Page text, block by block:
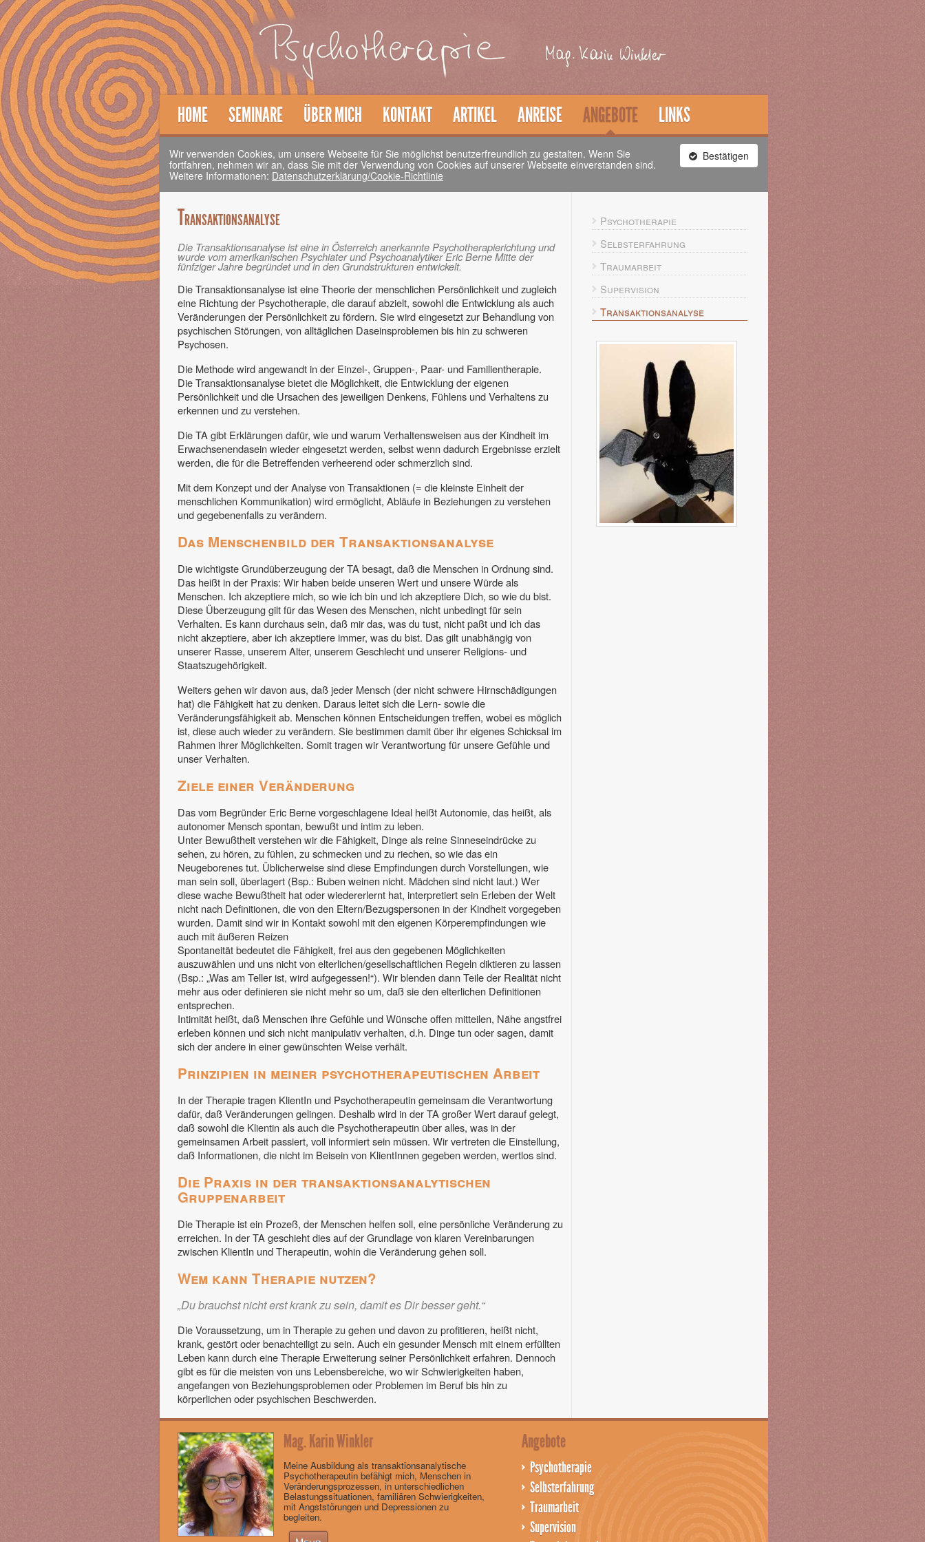
HOME SEMINARE ÜBER MICH KONTAKT ARTIKEL ANREISE ANGEBOTE LINKS
Wir verwenden Cookies, um unsere Webseite für Sie möglichst benutzerfreundlich zu gestalten. Wenn Sie
fortfahren, nehmen wir an, dass Sie mit der Verwendung von Cookies auf unserer Webseite einverstanden sind.
Weitere Informationen: Datenschutzerklärung/Cookie-Richtlinie
Bestätigen
Transaktionsanalyse
Die Transaktionsanalyse ist eine in Österreich anerkannte Psychotherapierichtung und
wurde vom amerikanischen Psychiater und Psychoanalytiker Eric Berne Mitte der
fünfziger Jahre begründet und in den Grundstrukturen entwickelt.
Die Transaktionsanalyse ist eine Theorie der menschlichen Persönlichkeit und zugleich
eine Richtung der Psychotherapie, die darauf abzielt, sowohl die Entwicklung als auch
Veränderungen der Persönlichkeit zu fördern. Sie wird eingesetzt zur Behandlung von
psychischen Störungen, von alltäglichen Daseinsproblemen bis hin zu schweren
Psychosen.
Die Methode wird angewandt in der Einzel-, Gruppen-, Paar- und Familientherapie.
Die Transaktionsanalyse bietet die Möglichkeit, die Entwicklung der eigenen
Persönlichkeit und die Ursachen des jeweiligen Denkens, Fühlens und Verhaltens zu
erkennen und zu verstehen.
Die TA gibt Erklärungen dafür, wie und warum Verhaltensweisen aus der Kindheit im
Erwachsenendasein wieder eingesetzt werden, selbst wenn dadurch Ergebnisse erzielt
werden, die für die Betreffenden verheerend oder schmerzlich sind.
Mit dem Konzept und der Analyse von Transaktionen (= die kleinste Einheit der
menschlichen Kommunikation) wird ermöglicht, Abläufe in Beziehungen zu verstehen
und gegebenenfalls zu verändern.
Das Menschenbild der Transaktionsanalyse
Die wichtigste Grundüberzeugung der TA besagt, daß die Menschen in Ordnung sind.
Das heißt in der Praxis: Wir haben beide unseren Wert und unsere Würde als
Menschen. Ich akzeptiere mich, so wie ich bin und ich akzeptiere Dich, so wie du bist.
Diese Überzeugung gilt für das Wesen des Menschen, nicht unbedingt für sein
Verhalten. Es kann durchaus sein, daß mir das, was du tust, nicht paßt und ich das
nicht akzeptiere, aber ich akzeptiere immer, was du bist. Das gilt unabhängig von
unserer Rasse, unserem Alter, unserem Geschlecht und unserer Religions- und
Staatszugehörigkeit.
Weiters gehen wir davon aus, daß jeder Mensch (der nicht schwere Hirnschädigungen
hat) die Fähigkeit hat zu denken. Daraus leitet sich die Lern- sowie die
Veränderungsfähigkeit ab. Menschen können Entscheidungen treffen, wobei es möglich
ist, diese auch wieder zu verändern. Sie bestimmen damit über ihr eigenes Schicksal im
Rahmen ihrer Möglichkeiten. Somit tragen wir Verantwortung für unsere Gefühle und
unser Verhalten.
Ziele einer Veränderung
Das vom Begründer Eric Berne vorgeschlagene Ideal heißt Autonomie, das heißt, als
autonomer Mensch spontan, bewußt und intim zu leben.
Unter Bewußtheit verstehen wir die Fähigkeit, Dinge als reine Sinneseindrücke zu
sehen, zu hören, zu fühlen, zu schmecken und zu riechen, so wie das ein
Neugeborenes tut. Üblicherweise sind diese Empfindungen durch Vorstellungen, wie
man sein soll, überlagert (Bsp.: Buben weinen nicht. Mädchen sind nicht laut.) Wer
diese wache Bewußtheit hat oder wiedererlernt hat, interpretiert sein Erleben der Welt
nicht nach Definitionen, die von den Eltern/Bezugspersonen in der Kindheit vorgegeben
wurden. Damit sind wir in Kontakt sowohl mit den eigenen Körperempfindungen wie
auch mit äußeren Reizen
Spontaneität bedeutet die Fähigkeit, frei aus den gegebenen Möglichkeiten
auszuwählen und uns nicht von elterlichen/gesellschaftlichen Regeln diktieren zu lassen
(Bsp.: „Was am Teller ist, wird aufgegessen!“). Wir blenden dann Teile der Realität nicht
mehr aus oder definieren sie nicht mehr so um, daß sie den elterlichen Definitionen
entsprechen.
Intimität heißt, daß Menschen ihre Gefühle und Wünsche offen mitteilen, Nähe angstfrei
erleben können und sich nicht manipulativ verhalten, d.h. Dinge tun oder sagen, damit
sich der andere in einer gewünschten Weise verhält.
Prinzipien in meiner psychotherapeutischen Arbeit
In der Therapie tragen KlientIn und Psychotherapeutin gemeinsam die Verantwortung
dafür, daß Veränderungen gelingen. Deshalb wird in der TA großer Wert darauf gelegt,
daß sowohl die Klientin als auch die Psychotherapeutin über alles, was in der
gemeinsamen Arbeit passiert, voll informiert sein müssen. Wir vertreten die Einstellung,
daß Informationen, die nicht im Beisein von KlientInnen gegeben werden, wertlos sind.
Die Praxis in der transaktionsanalytischen
Gruppenarbeit
Die Therapie ist ein Prozeß, der Menschen helfen soll, eine persönliche Veränderung zu
erreichen. In der TA geschieht dies auf der Grundlage von klaren Vereinbarungen
zwischen KlientIn und Therapeutin, wohin die Veränderung gehen soll.
Wem kann Therapie nutzen?
„Du brauchst nicht erst krank zu sein, damit es Dir besser geht.“
Die Voraussetzung, um in Therapie zu gehen und davon zu profitieren, heißt nicht,
krank, gestört oder benachteiligt zu sein. Auch ein gesunder Mensch mit einem erfüllten
Leben kann durch eine Therapie Erweiterung seiner Persönlichkeit erfahren. Dennoch
gibt es für die meisten von uns Lebensbereiche, wo wir Schwierigkeiten haben,
angefangen von Beziehungsproblemen oder Problemen im Beruf bis hin zu
körperlichen oder psychischen Beschwerden.
Psychotherapie
Selbsterfahrung
Traumarbeit
Supervision
Transaktionsanalyse
Mag. Karin Winkler
Meine Ausbildung als transaktionsanalytische
Psychotherapeutin befähigt mich, Menschen in
Veränderungsprozessen, in unterschiedlichen
Belastungssituationen, familiären Schwierigkeiten,
mit Angststörungen und Depressionen zu
begleiten.
Angebote
Psychotherapie
Selbsterfahrung
Traumarbeit
Supervision